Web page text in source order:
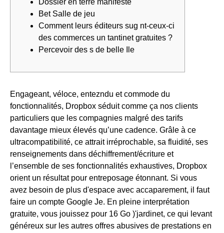
Dossier en terre manifeste
Bet Salle de jeu
Comment leurs éditeurs sug nt-ceux-ci
des commerces un tantinet gratuites ?
Percevoir des s de belle Ile
Engageant, véloce, entezndu et commode du
fonctionnalités, Dropbox séduit comme ça nos clients
particuliers que les compagnies malgré des tarifs
davantage mieux élevés qu’une cadence. Grâle à ce
ultracompatibilité, ce attrait irréprochable, sa fluidité, ses
renseignements dans déchiffrement/écriture et
l’ensemble de ses fonctionnalités exhaustives, Dropbox
orient un résultat pour entreposage étonnant. Si vous
avez besoin de plus d'espace avec accaparement, il faut
faire un compte Google Je. En pleine interprétation
gratuite, vous jouissez pour 16 Go )'jardinet, ce qui levant
généreux sur les autres offres abusives de prestations en